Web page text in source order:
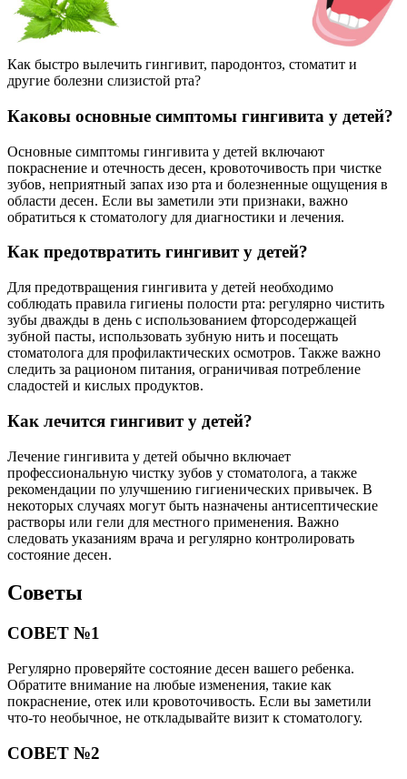
Как быстро вылечить гингивит, пародонтоз, стоматит и
другие болезни слизистой рта?
Каковы основные симптомы гингивита у детей?
Основные симптомы гингивита у детей включают
покраснение и отечность десен, кровоточивость при чистке
зубов, неприятный запах изо рта и болезненные ощущения в
области десен. Если вы заметили эти признаки, важно
обратиться к стоматологу для диагностики и лечения.
Как предотвратить гингивит у детей?
Для предотвращения гингивита у детей необходимо
соблюдать правила гигиены полости рта: регулярно чистить
зубы дважды в день с использованием фторсодержащей
зубной пасты, использовать зубную нить и посещать
стоматолога для профилактических осмотров. Также важно
следить за рационом питания, ограничивая потребление
сладостей и кислых продуктов.
Как лечится гингивит у детей?
Лечение гингивита у детей обычно включает
профессиональную чистку зубов у стоматолога, а также
рекомендации по улучшению гигиенических привычек. В
некоторых случаях могут быть назначены антисептические
растворы или гели для местного применения. Важно
следовать указаниям врача и регулярно контролировать
состояние десен.
Советы
СОВЕТ №1
Регулярно проверяйте состояние десен вашего ребенка.
Обратите внимание на любые изменения, такие как
покраснение, отек или кровоточивость. Если вы заметили
что-то необычное, не откладывайте визит к стоматологу.
СОВЕТ №2